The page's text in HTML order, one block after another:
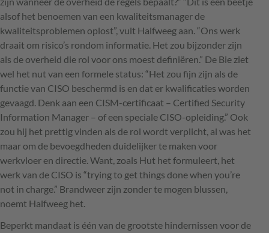
alsof het benoemen van een kwaliteitsmanager de
kwaliteitsproblemen oplost”, vult Halfweeg aan. “Ons werk
draait om risico’s rondom informatie. Het zou bijzonder zijn
als de overheid die rol voor ons moest definiëren.” De Bie ziet
wel het nut van een formele status: “Het zou fijn zijn als de
functie van CISO beschermd is en dat er kwalificaties worden
gevaagd. Denk aan een CISM-certificaat – Certified Security
Information Manager – of een speciale CISO-opleiding.” Ook
zou hij het prettig vinden als de rol wordt verplicht, al was het
maar om de bevoegdheden duidelijker te maken voor
werkvloer en directie. Want, zoals Hut het formuleert, het
werk van de CISO is “trying to get things done when you’re
not in charge.” Brandweer zijn zonder te mogen blussen,
noemt Halfweeg het.
Beperkt mandaat is één van de grootste hindernissen voor de